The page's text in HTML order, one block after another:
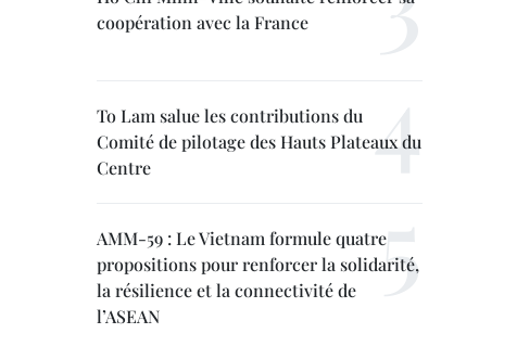
coopération avec la France
To Lam salue les contributions du
Comité de pilotage des Hauts Plateaux du
Centre
AMM-59 : Le Vietnam formule quatre
propositions pour renforcer la solidarité,
la résilience et la connectivité de
l’ASEAN